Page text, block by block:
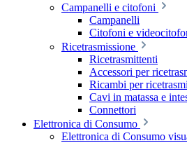
Campanelli e citofoni
Campanelli
Citofoni e
Ricetrasmissione
Ricetrasmittenti
Accessori per
Ricambi per
Cavi in matassa e
Connettori
Elettronica di Consumo
Elettronica di Consumo